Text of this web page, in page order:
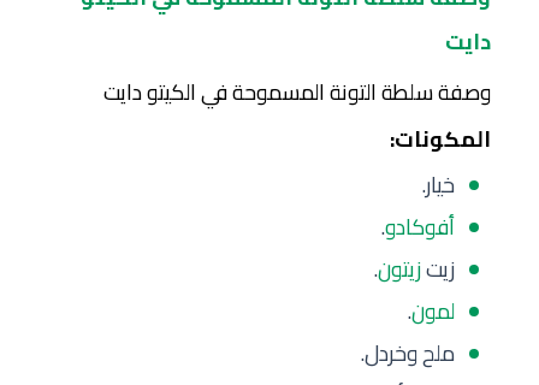
دايت
وصفة سلطة التونة المسموحة في الكيتو دايت
المكونات:
خيار.
أفوكادو.
زيتزيتون.
لمون.
ملح وخردل.